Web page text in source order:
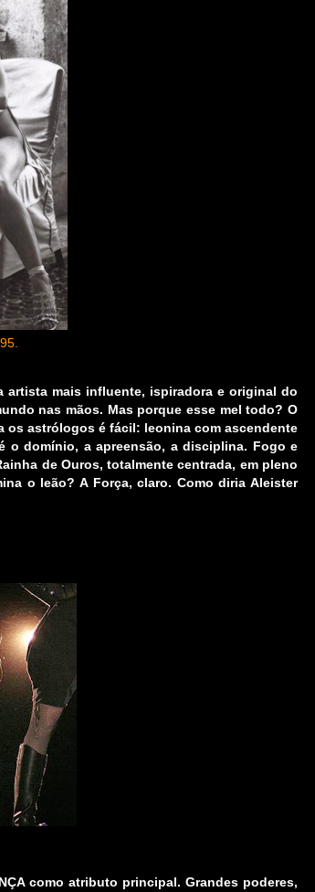
artista mais influente, ispiradora e original do
nas mãos. Mas porque esse mel todo? O
os astrólogos é fácil: leonina com ascendente
o domínio, a apreensão, a disciplina. Fogo e
de Ouros, totalmente centrada, em pleno
o leão? A Força, claro. Como diria Aleister
como atributo principal. Grandes poderes,